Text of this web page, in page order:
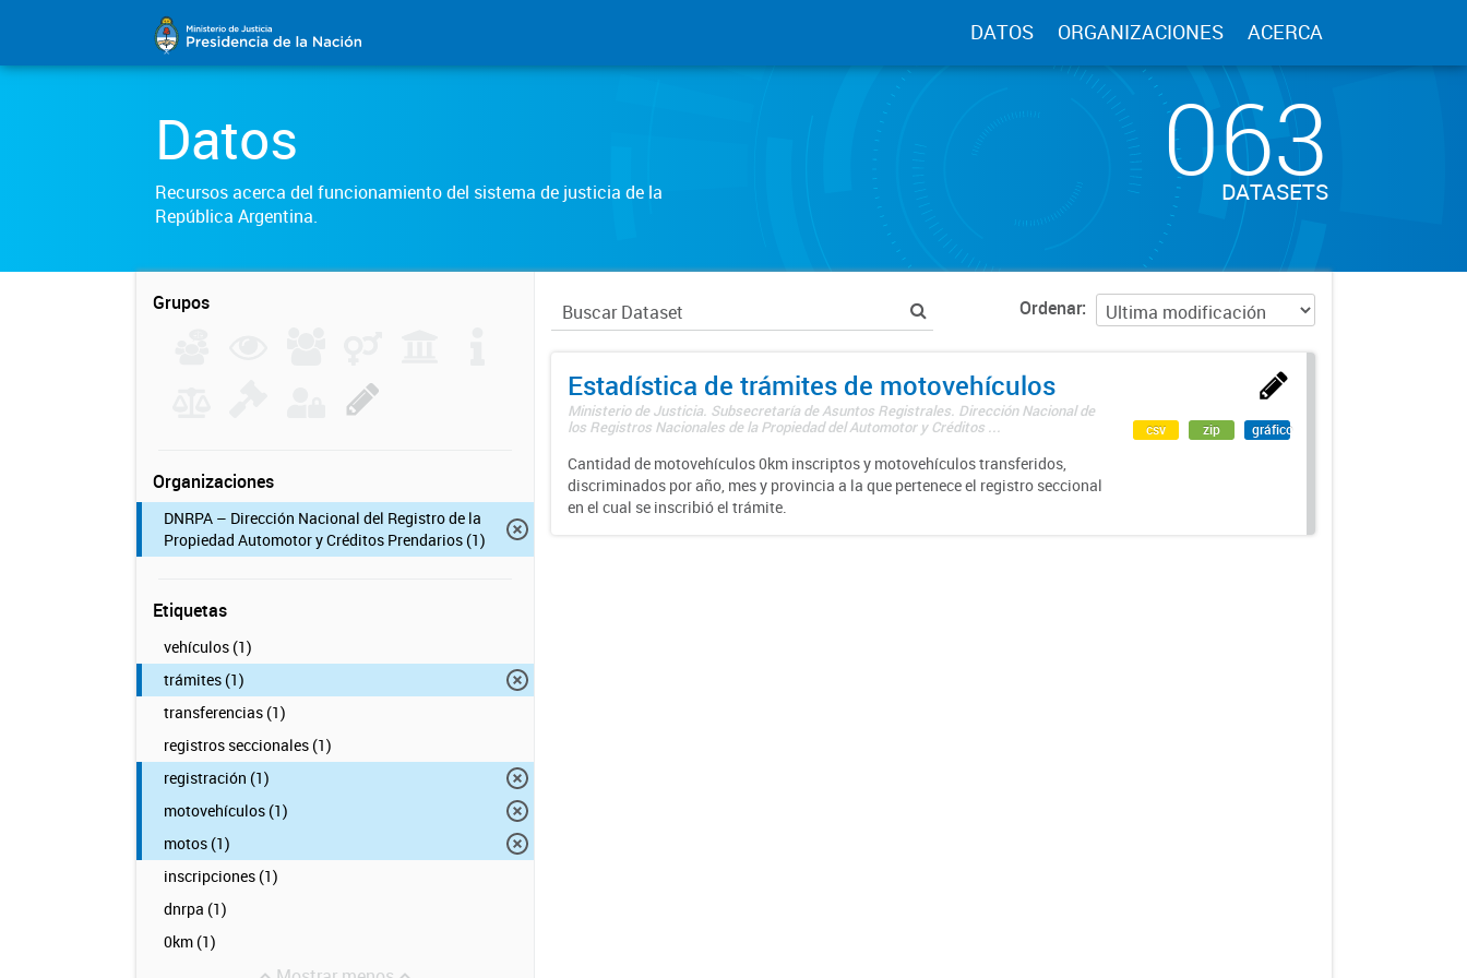
DATOS ORGANIZACIONES ACERCA
Datos
Recursos acerca del funcionamiento del sistema de justicia de la
República Argentina.
063
DATASETS
Grupos
Organizaciones
DNRPA – Dirección Nacional del Registro de la
Propiedad Automotor y Créditos Prendarios (1)
Etiquetas
vehículos (1)
trámites (1)
transferencias (1)
registros seccionales (1)
registración (1)
motovehículos (1)
motos (1)
inscripciones (1)
dnrpa (1)
0km (1)
Ordenar
Estadística de trámites de motovehículos
Ministerio de Justicia. Subsecretaría de Asuntos Registrales. Dirección Nacional de
los Registros Nacionales de la Propiedad del Automotor y Créditos ...
Cantidad de motovehículos 0km inscriptos y motovehículos transferidos,
discriminados por año, mes y provincia a la que pertenece el registro seccional
en el cual se inscribió el trámite.
csv zip gráfico